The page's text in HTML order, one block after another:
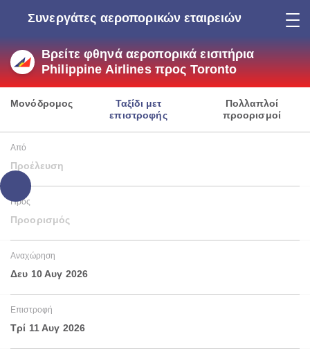
Συνεργάτες αεροπορικών εταιρειών
Βρείτε φθηνά αεροπορικά εισιτήρια
Philippine Airlines προς Toronto
Μονόδρομος
Ταξίδι μετ
επιστροφής
Πολλαπλοί
προορισμοί
Από
Προέλευση
Προς
Προορισμός
Αναχώρηση
Δευ 10 Αυγ 2026
Επιστροφή
Τρί 11 Αυγ 2026